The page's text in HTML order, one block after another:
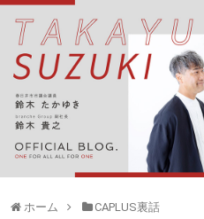
ホーム CAPLUS裏話